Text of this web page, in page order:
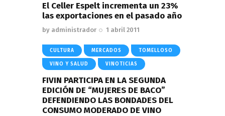
El Celler Espelt incrementa un 23%
las exportaciones en el pasado año
by administrador 1 abril 2011
CULTURA MERCADOS TOMELLOSO
VINO Y SALUD VINOTICIAS
FIVIN PARTICIPA EN LA SEGUNDA
EDICIÓN DE “MUJERES DE BACO”
DEFENDIENDO LAS BONDADES DEL
CONSUMO MODERADO DE VINO